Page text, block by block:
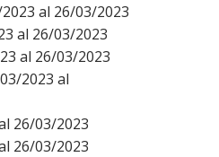
al 26/03/2023
al 26/03/2023
al 26/03/2023
2023 al
26/03/2023
26/03/2023